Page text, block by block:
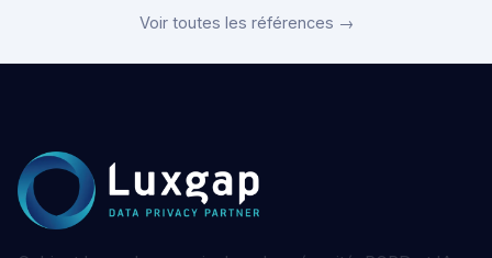
Voir toutes les références →